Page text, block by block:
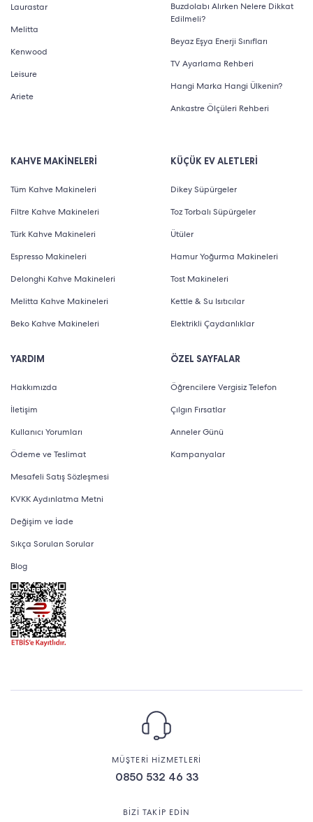
Laurastar
Melitta
Kenwood
Leisure
Ariete
Buzdolabı Alırken Nelere Dikkat
Edilmeli?
Beyaz Eşya Enerji Sınıfları
TV Ayarlama Rehberi
Hangi Marka Hangi Ülkenin?
Ankastre Ölçüleri Rehberi
KAHVE MAKİNELERİ
Tüm Kahve Makineleri
Filtre Kahve Makineleri
Türk Kahve Makineleri
Espresso Makineleri
Delonghi Kahve Makineleri
Melitta Kahve Makineleri
Beko Kahve Makineleri
YARDIM
Hakkımızda
İletişim
Kullanıcı Yorumları
Ödeme ve Teslimat
Mesafeli Satış Sözleşmesi
KVKK Aydınlatma Metni
Değişim ve İade
Sıkça Sorulan Sorular
Blog
KÜÇÜK EV ALETLERİ
Dikey Süpürgeler
Toz Torbalı Süpürgeler
Ütüler
Hamur Yoğurma Makineleri
Tost Makineleri
Kettle & Su Isıtıcılar
Elektrikli Çaydanlıklar
ÖZEL SAYFALAR
Öğrencilere Vergisiz Telefon
Çılgın Fırsatlar
Anneler Günü
Kampanyalar
MÜŞTERİ HİZMETLERİ
0850 532 46 33
BİZİ TAKİP EDİN